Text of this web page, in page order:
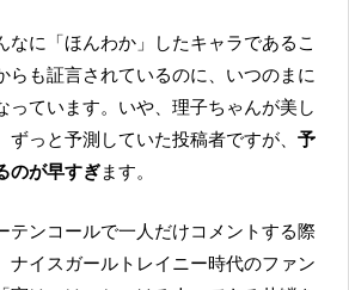
らも証言されているのに、いつのまに
っています。いや、理子ちゃんが美し
ずっと予測していた投稿者ですが、 予
のが早すぎます。
ナイスガールトレイニー時代のファン